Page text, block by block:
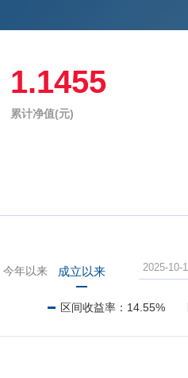
1.1455
累计净值(元)
今年以来 成立以来
区间收益率： 14.55%